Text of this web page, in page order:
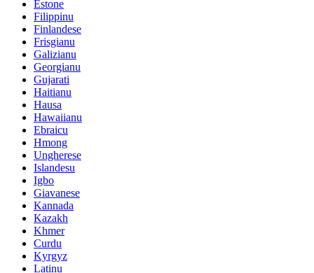
Estone
Filippinu
Finlandese
Frisgianu
Galizianu
Georgianu
Gujarati
Haitianu
Hausa
Hawaiianu
Ebraicu
Hmong
Ungherese
Islandesu
Igbo
Giavanese
Kannada
Kazakh
Khmer
Curdu
Kyrgyz
Latinu